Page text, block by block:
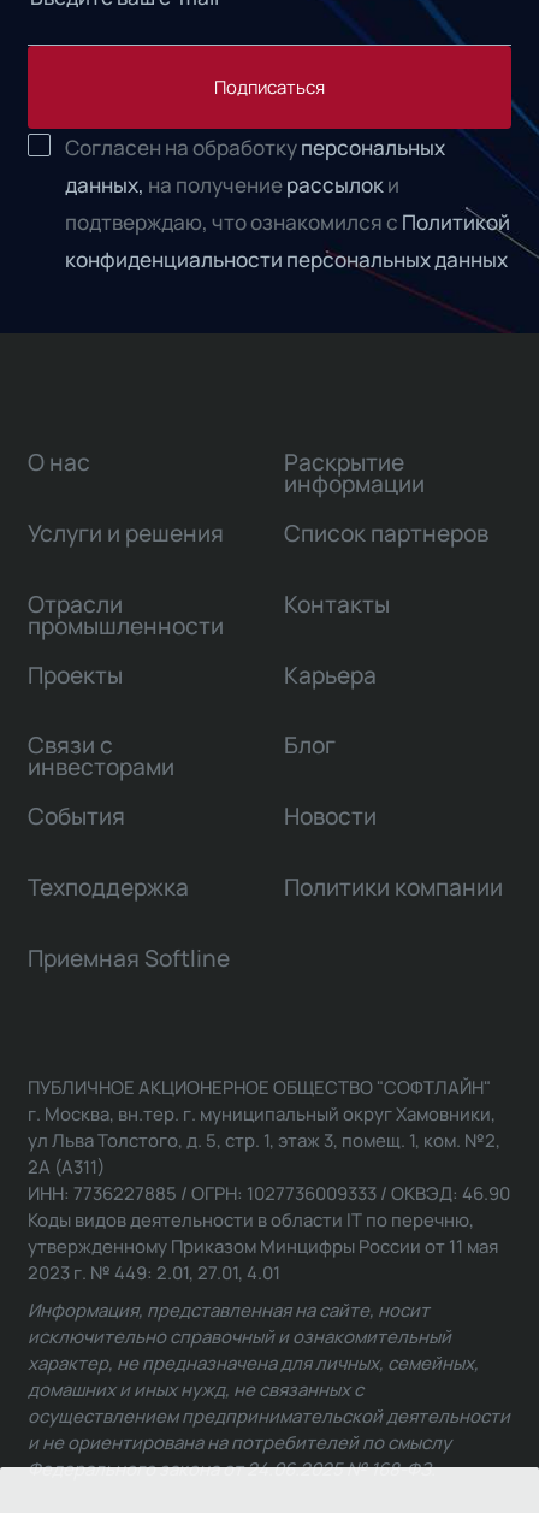
Подписаться
Согласен на обработкуперсональных
данных, на получениерассылоки
подтверждаю, что ознакомился с Политикой
конфиденциальности персональных данных
О нас
Услуги и решения
Отрасли
промышленности
Проекты
Связи с
инвесторами
Раскрытие
информации
Список партнеров
Контакты
Карьера
Блог
События Новости
Техподдержка Политики компании
Приемная Softline
ПУБЛИЧНОЕ АКЦИОНЕРНОЕ ОБЩЕСТВО "СОФТЛАЙН"
г. Москва, вн.тер. г. муниципальный округ Хамовники,
ул Льва Толстого, д. 5, стр. 1, этаж 3, помещ. 1, ком. №2,
2А (А311)
ИНН: 7736227885 / ОГРН: 1027736009333 / ОКВЭД: 46.90
Коды видов деятельности в области IT по перечню,
утвержденному Приказом Минцифры России от 11 мая
2023 г. № 449: 2.01, 27.01, 4.01
Информация, представленная на сайте, носит
исключительно справочный и ознакомительный
характер, не предназначена для личных, семейных,
домашних и иных нужд, не связанных с
осуществлением предпринимательской деятельности
и не ориентирована на потребителей по смыслу
Федерального закона от 24.06.2025 № 168-ФЗ.